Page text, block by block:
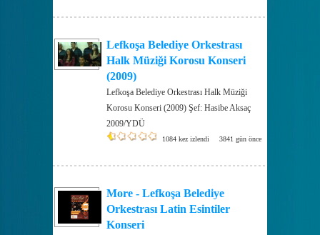
Lefkoşa Belediye Orkestrası
Halk Müziği Korosu Konseri
(2009)
Lefkoşa Belediye Orkestrası Halk Müziği
Korosu Konseri (2009) Şef: Hasibe Aksaç
2009/YDÜ
1084 kez izlendi 3841 gün önce
More - Lefkoşa Belediye
Orkestrası Latin Esintiler
Konseri